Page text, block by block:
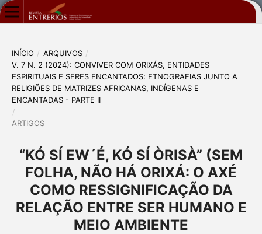
INÍCIO / ARQUIVOS /
V. 7 N. 2 (2024): CONVIVER COM ORIXÁS, ENTIDADES
ESPIRITUAIS E SERES ENCANTADOS: ETNOGRAFIAS JUNTO A
RELIGIÕES DE MATRIZES AFRICANAS, INDÍGENAS E
ENCANTADAS - PARTE II
/
ARTIGOS
“KÓ SÍ EW´É, KÓ SÍ ÒRISÀ” (SEM
FOLHA, NÃO HÁ ORIXÁ: O AXÉ
COMO RESSIGNIFICAÇÃO DA
RELAÇÃO ENTRE SER HUMANO E
MEIO AMBIENTE